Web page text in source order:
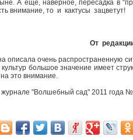
А еще, наверное, пересадка в
внимание, то и кактусы зацветут!
От
описала очень распространенную
большое значение имеет
это внимание.
"Волшебный сад" 2011 года